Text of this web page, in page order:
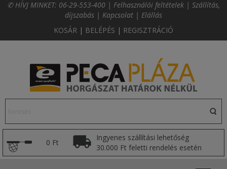
✆ HÍVJ MINKET: 06-29-553-400 | Felhasználói feltételek | Szállítás,
díjszabás | Kapcsolat | Elállás
KOSÁR | BELÉPÉS | REGISZTRÁCIÓ
0 Ft
Ingyenes szállítási lehetőség
30.000 Ft feletti rendelés esetén